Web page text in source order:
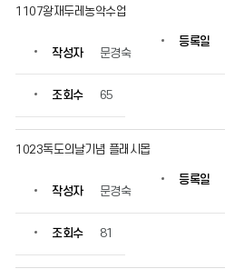
다.
1107왕재두레농악수업
작성자 문경숙
등록일
조회수 65
1023독도의날기념 플래시몹
작성자 문경숙
등록일
조회수 81